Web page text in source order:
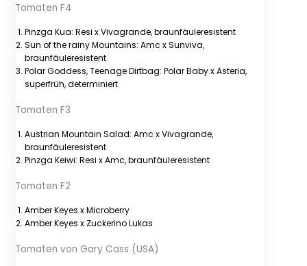
Tomaten F4
Pinzga Kua: Resi x Vivagrande, braunfäuleresistent
Sun of the rainy Mountains: Amc x Sunviva,
braunfäuleresistent
Polar Goddess, Teenage Dirtbag: Polar Baby x Asteria,
superfrüh, determiniert
Tomaten F3
Austrian Mountain Salad: Amc x Vivagrande,
braunfäuleresistent
Pinzga Keiwi: Resi x Amc, braunfäuleresistent
Tomaten F2
Amber Keyes x Microberry
Amber Keyes x Zuckerino Lukas
Tomaten von Gary Cass (USA)